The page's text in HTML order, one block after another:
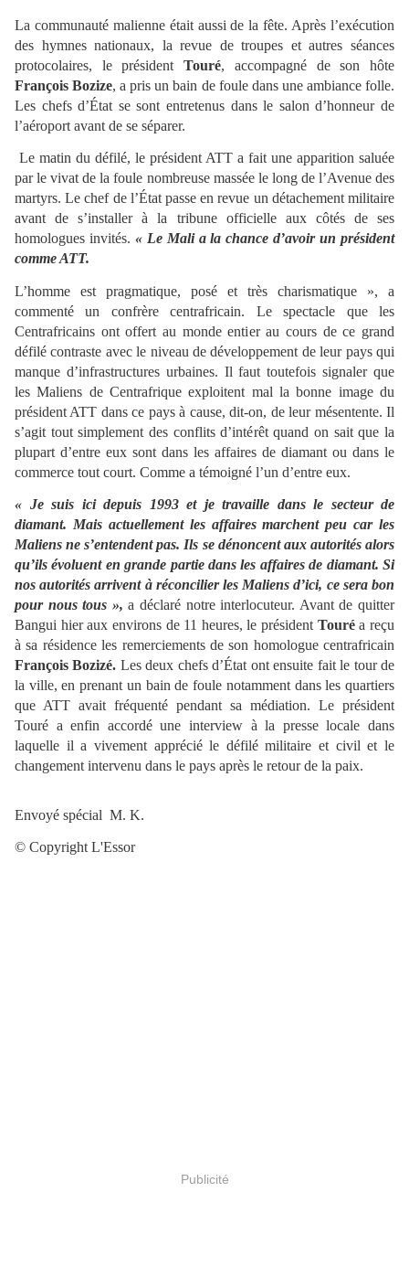
La communauté malienne était aussi de la fête. Après l’exécution
des hymnes nationaux, la revue de troupes et autres séances
protocolaires, le présidentTouré, accompagné de son hôte
François Bozize, a pris un bain de foule dans une ambiance folle.
Les chefs d’État se sont entretenus dans le salon d’honneur de
l’aéroport avant de se séparer.
Le matin du défilé, le président ATT a fait une apparition saluée
par le vivat de la foule nombreuse massée le long de l’Avenue des
martyrs. Le chef de l’État passe en revue un détachement militaire
avant de s’installer à la tribune officielle aux côtés de ses
homologues invités. « Le Mali a la chance d’avoir un président
comme ATT.
L’homme est pragmatique, posé et très charismatique », a
commenté un confrère centrafricain. Le spectacle que les
Centrafricains ont offert au monde entier au cours de ce grand
défilé contraste avec le niveau de développement de leur pays qui
manque d’infrastructures urbaines. Il faut toutefois signaler que
les Maliens de Centrafrique exploitent mal la bonne image du
président ATT dans ce pays à cause, dit-on, de leur mésentente. Il
s’agit tout simplement des conflits d’intérêt quand on sait que la
plupart d’entre eux sont dans les affaires de diamant ou dans le
commerce tout court. Comme a témoigné l’un d’entre eux.
« Je suis ici depuis 1993 et je travaille dans le secteur de
diamant. Mais actuellement les affaires marchent peu car les
Maliens ne s’entendent pas. Ils se dénoncent aux autorités alors
qu’ils évoluent en grande partie dans les affaires de diamant. Si
nos autorités arrivent à réconcilier les Maliens d’ici, ce sera bon
pour nous tous », a déclaré notre interlocuteur. Avant de quitter
Bangui hier aux environs de 11 heures, le président Touréa reçu
à sa résidence les remerciements de son homologue centrafricain
François Bozizé. Les deux chefs d’État ont ensuite fait le tour de
la ville, en prenant un bain de foule notamment dans les quartiers
que ATT avait fréquenté pendant sa médiation. Le président
Touré a enfin accordé une interview à la presse locale dans
laquelle il a vivement apprécié le défilé militaire et civil et le
changement intervenu dans le pays après le retour de la paix.
Envoyé spécial M. K.
© Copyright L'Essor
Publicité